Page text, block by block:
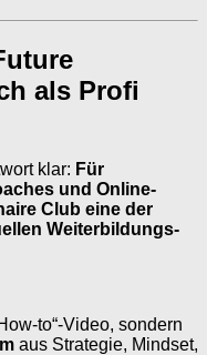
als Profi
klar: Für
und Online-
Club eine der
Weiterbildungs-
to“-Video, sondern
aus Strategie, Mindset,